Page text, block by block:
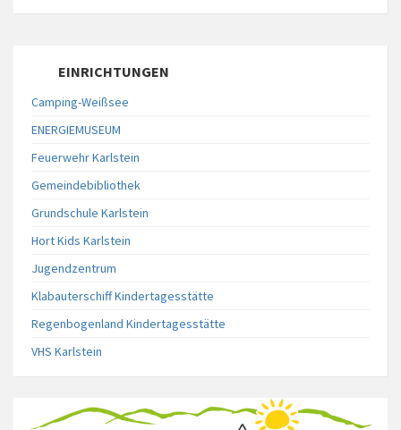
EINRICHTUNGEN
Camping-Weißsee
ENERGIEMUSEUM
Feuerwehr Karlstein
Gemeindebibliothek
Grundschule Karlstein
Hort Kids Karlstein
Jugendzentrum
Klabauterschiff Kindertagesstätte
Regenbogenland Kindertagesstätte
VHS Karlstein